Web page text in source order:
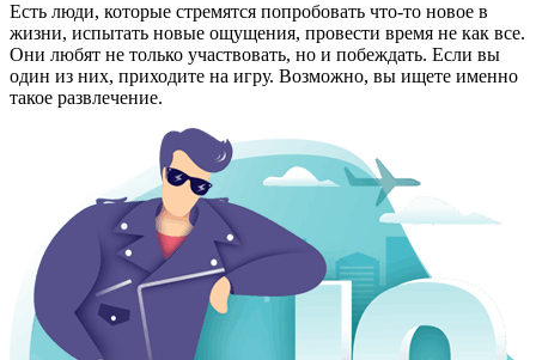
Есть люди, которые стремятся попробовать что-то новое в
жизни, испытать новые ощущения, провести время не как все.
Они любят не только участвовать, но и побеждать. Если вы
один из них, приходите на игру. Возможно, вы ищете именно
такое развлечение.